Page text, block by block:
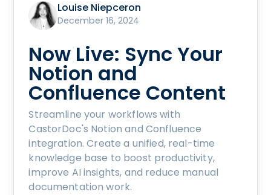
Louise Niepceron
December 16, 2024
Now Live: Sync Your
Notion and
Confluence Content
Streamline your workflows with
CastorDoc's Notion and Confluence
integration. Create a unified, real-time
knowledge base to boost productivity,
improve AI insights, and reduce manual
documentation work.